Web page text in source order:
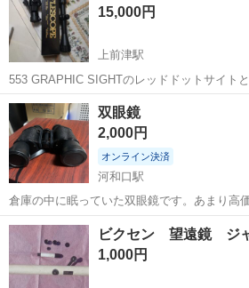
15,000円
上前津駅
553 GRAPHIC SIGHTのレッドドットサイト
になった高性能光学機器。 - 商品名: RIFLESCOPE - モデル: 553
GRAPHIC SIGHT - 付属品: ケース - ...
愛知 名古屋市 上前津駅
レッドドットサイト
双眼鏡
2,000円
オンライン決済
河和口駅
倉庫の中に眠っていた双眼鏡です。あまり高
すが使えます。どなたか使ってください。 値
愛知 知多郡 河和口駅 望遠鏡、顕
ビクセン 望遠鏡 ジ
1,000円